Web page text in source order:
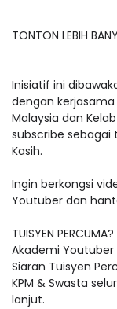
TONTON LEBIH
Inisiatif ini
dengan kerjasama
Malaysia dan
subscribe sebagai
Kasih.
Ingin berkongsi
Youtuber dan
TUISYEN PERCUMA?
Akademi
Siaran Tuisyen
KPM & Swasta
lanjut.